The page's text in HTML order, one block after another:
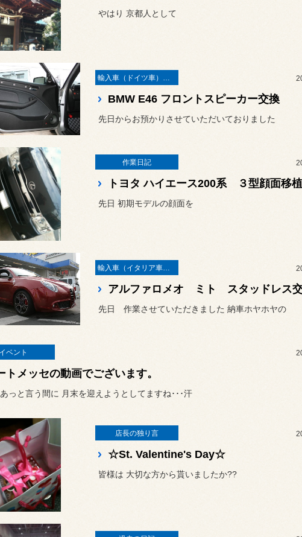
やはり 京都人として
輸入車（ドイツ車）の作業
BMW E46 フロントスピーカー交換
先日からお預かりさせていただいておりました
作業日記
トヨタ ハイエース200系 ３型顔面移
先日 初期モデルの顔面を
輸入車（イタリア車）の作業
アルファロメオ ミト スタッドレス
先日 作業させていただきました 納車ホヤホヤの
イベント
トメッセの動画でございます。
っと言う間に 月末を迎えようとしてますね･･･汗
店長の独り言
☆St. Valentine's Day☆
皆様は 大切な方から貰いましたか??